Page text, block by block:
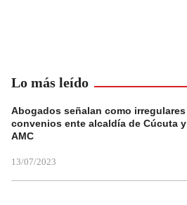
Lo más leído
Abogados señalan como irregulares
convenios ente alcaldía de Cúcuta y
AMC
13/07/2023